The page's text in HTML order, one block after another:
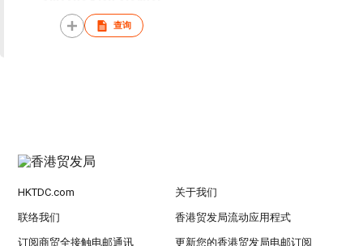
查询
HKTDC.com 关于我们
联络我们 香港贸发局流动应用程式
订阅商贸全接触电邮通讯 更新您的香港贸发局电邮订阅